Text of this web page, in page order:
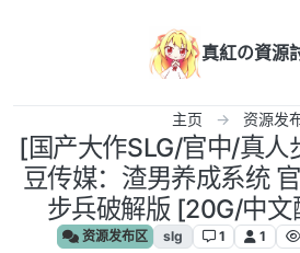
真紅の資源
主页 资源发
[国产大作SLG/官中/真人
豆传媒：渣男养成系统
步兵破解版 [20G/中文
资源发布区 slg 1 1